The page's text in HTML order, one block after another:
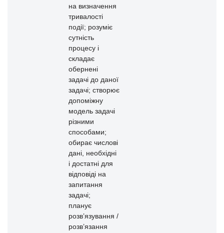
на визначення
тривалості
події; розуміє
сутність
процесу і
складає
обернені
задачі до даної
задачі; створює
допоміжну
модель задачі
різними
способами;
обирає числові
дані, необхідні
і достатні для
відповіді на
запитання
задачі;
планує
розв’язування /
розв’язання